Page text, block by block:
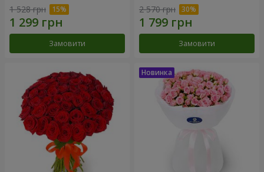
1 528 грн
Замовити
2 570 грн
Замовити